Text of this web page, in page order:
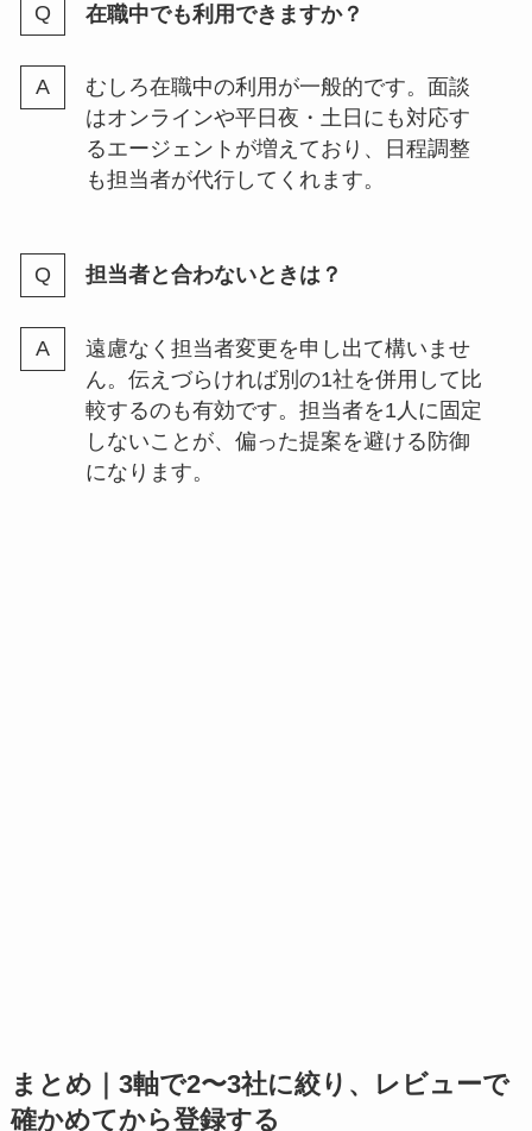
在職中でも利用できますか？
むしろ在職中の利用が一般的です。面談
はオンラインや平日夜・土日にも対応す
るエージェントが増えており、日程調整
も担当者が代行してくれます。
担当者と合わないときは？
遠慮なく担当者変更を申し出て構いませ
ん。伝えづらければ別の1社を併用して比
較するのも有効です。担当者を1人に固定
しないことが、偏った提案を避ける防御
になります。
まとめ｜3軸で2〜3社に絞り、レビューで
確かめてから登録する